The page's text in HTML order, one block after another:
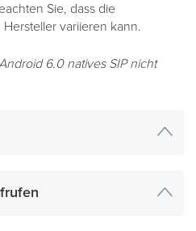
Sie, dass die
variieren kann.
6.0 natives SIP nicht